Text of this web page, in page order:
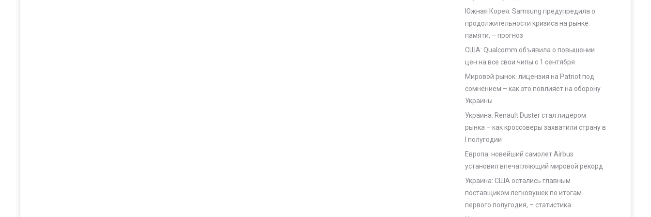
Южная Корея: Samsung предупредила о
продолжительности кризиса на рынке
памяти, – прогноз
США: Qualcomm объявила о повышении
цен на все свои чипы с 1 сентября
Мировой рынок: лицензия на Patriot под
сомнением – как это повлияет на оборону
Украины
Украина: Renault Duster стал лидером
рынка – как кроссоверы захватили страну в
I полугодии
Европа: новейший самолет Airbus
установил впечатляющий мировой рекорд
Украина: США остались главным
поставщиком легковушек по итогам
первого полугодия, – статистика